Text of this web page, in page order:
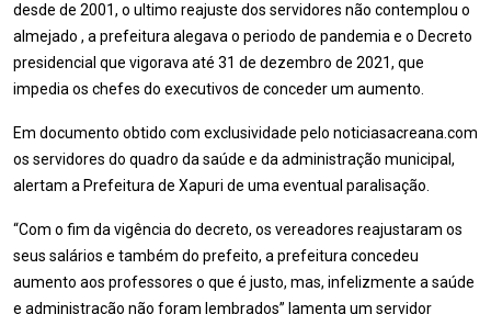
desde de 2001, o ultimo reajuste dos servidores não contemplou o
almejado , a prefeitura alegava o periodo de pandemia e o Decreto
presidencial que vigorava até 31 de dezembro de 2021, que
impedia os chefes do executivos de conceder um aumento.
Em documento obtido com exclusividade pelo noticiasacreana.com
os servidores do quadro da saúde e da administração municipal,
alertam a Prefeitura de Xapuri de uma eventual paralisação.
“Com o fim da vigência do decreto, os vereadores reajustaram os
seus salários e também do prefeito, a prefeitura concedeu
aumento aos professores o que é justo, mas, infelizmente a saúde
e administração não foram lembrados” lamenta um servidor